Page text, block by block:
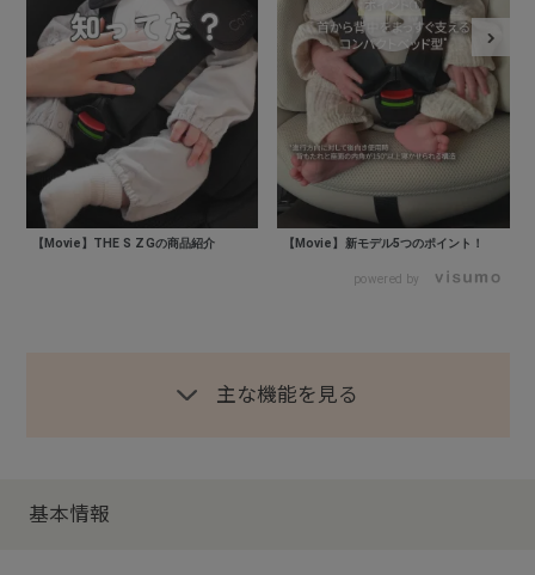
【Movie】THE S ZGの商品紹介 【Movie】新モデル5つのポイント！
powered by
基本情報
主な機能を見る